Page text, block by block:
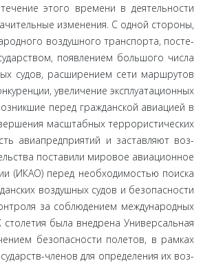
этого времени в деятельности
изменения. С одной стороны,
воздушного транспорта, посте­
появлением большого числа
судов, расширением сети маршрутов
увеличение эксплуатаци­онных
перед гражданской авиа­цией в
масштабных террористи­ческих
авиапредприятий и заставляют воз­
поставили мировое авиационное
(ИКАО) перед необходимостью поиска
воздушных судов и безопасности
за соблюдением международных
была внедрена Универсаль­ная
безопасности полетов, в рамках
членов для определения их воз­